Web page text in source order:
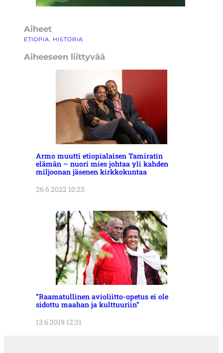
Aiheet
ETIOPIA, HISTORIA
Aiheeseen liittyvää
Armo muutti etiopialaisen Tamiratin
elämän – nuori mies johtaa yli kahden
miljoonan jäsenen kirkkokuntaa
26.6.2022 10:23
”Raamatullinen avioliitto-opetus ei ole
sidottu maahan ja kulttuuriin”
13.6.2019 12:31